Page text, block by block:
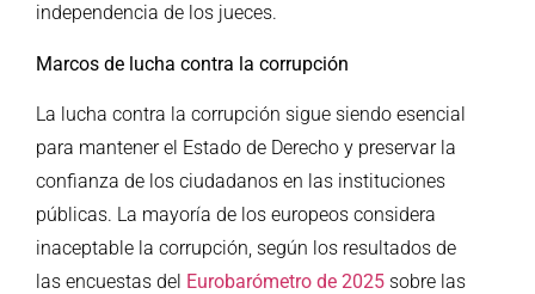
independencia de los jueces.
Marcos de lucha contra la corrupción
La lucha contra la corrupción sigue siendo esencial
para mantener el Estado de Derecho y preservar la
confianza de los ciudadanos en las instituciones
públicas. La mayoría de los europeos considera
inaceptable la corrupción, según los resultados de
las encuestas del Eurobarómetro de 2025 sobre las